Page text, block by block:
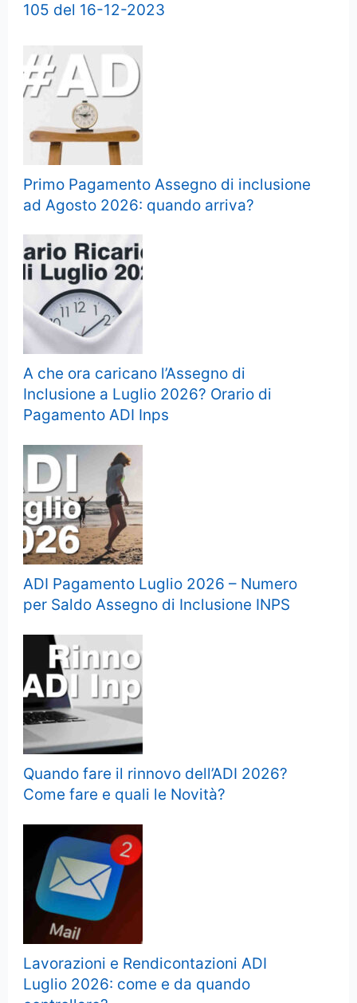
105 del 16-12-2023
Primo Pagamento Assegno di inclusione
ad Agosto 2026: quando arriva?
A che ora caricano l’Assegno di
Inclusione a Luglio 2026? Orario di
Pagamento ADI Inps
ADI Pagamento Luglio 2026 – Numero
per Saldo Assegno di Inclusione INPS
Quando fare il rinnovo dell’ADI 2026?
Come fare e quali le Novità?
Lavorazioni e Rendicontazioni ADI
Luglio 2026: come e da quando